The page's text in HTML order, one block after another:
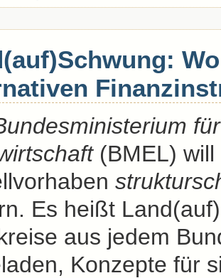
(BMEL) will
Es heißt
aus jedem
Konzepte für